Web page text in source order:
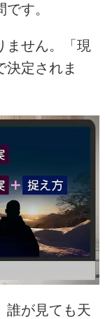
す。
ません。「現
決定されま
誰が見ても天